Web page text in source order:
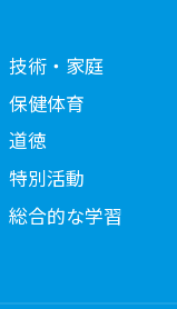
技術・家庭
保健体育
道徳
特別活動
総合的な学習